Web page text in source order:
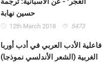
حسين نهابة
12th March 2018 5473
فاعلية الأدب العربي في أدب أوربا
الغربية (الشعر الأندلسي نموذجا)